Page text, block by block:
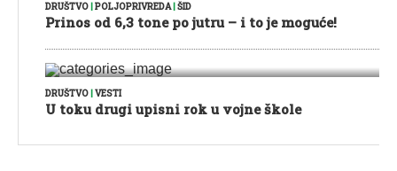
DRUŠTVO|POLJOPRIVREDA|ŠID
Prinos od 6,3 tone po jutru – i to je moguće!
DRUŠTVO|VESTI
U toku drugi upisni rok u vojne škole